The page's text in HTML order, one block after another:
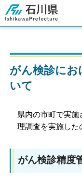
石川県
がん検診にお
いて
県内の市町で実施
理調査を実施した
がん検診精度